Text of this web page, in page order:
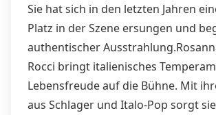
Sie hat sich in den letzten Jahren
Platz in der Szene ersungen und
authentischer
Rocci bringt italienisches
Lebensfreude auf die Bühne. Mit
aus Schlager und Italo-Pop sorgt